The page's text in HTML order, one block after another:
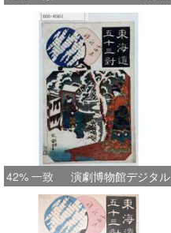
42% 一致 演劇博物館デジタル